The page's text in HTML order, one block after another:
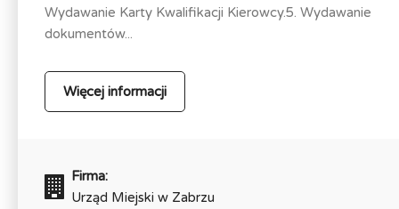
Wydawanie Karty Kwalifikacji Kierowcy.5. Wydawanie
dokumentów...
Więcej informacji
Firma:
Urząd Miejski w Zabrzu